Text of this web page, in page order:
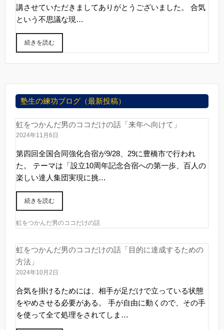
講させていただきましてありがとうございました。 合気
という不思議な現…
続きを読む
塾生の練功ブログ（最新投稿）
虹をつかんだ男のココだけの話「来年へ向けて」
2024年11月6日
第四回全国合同強化合宿が9/28、29に豊橋市で行われ
た。 テーマは「設立10周年記念合宿への第一歩、百人の
楽しい達人集団実現に挑…
続きを読む
虹をつかんだ男のココだけの話
虹をつかんだ男のココだけの話「目的に達成するための
方法」
2024年10月2日
合気を掛けるためには、相手が足だけで立っている状態
をやめさせる必要がある。 手が自由に動くので、その手
を使って全て処理をされてしま…